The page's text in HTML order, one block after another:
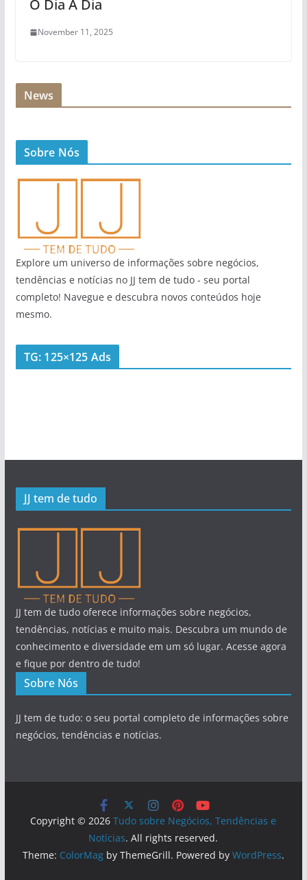
O Dia A Dia
November 11, 2025
News
Sobre Nós
Explore um universo de informações sobre negócios,
tendências e notícias no JJ tem de tudo - seu portal
completo! Navegue e descubra novos conteúdos hoje
mesmo.
TG: 125×125 Ads
JJ tem de tudo
JJ tem de tudo oferece informações sobre negócios,
tendências, notícias e muito mais. Descubra um mundo de
conhecimento e diversidade em um só lugar. Acesse agora
e fique por dentro de tudo!
Sobre Nós
JJ tem de tudo: o seu portal completo de informações sobre
negócios, tendências e notícias.
Copyright © 2026Tudo sobre Negócios, Tendências e
Notícias. All rights reserved.
Theme: ColorMagby ThemeGrill. Powered by WordPress.